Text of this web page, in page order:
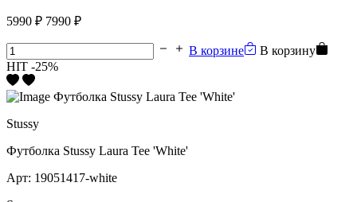
5990 ₽ 7990 ₽
В корзине
В корзину
HIT -25%
Stussy
Футболка Stussy Laura Tee 'White'
Арт: 19051417-white